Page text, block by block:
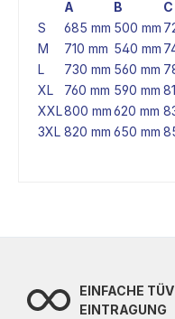
A
B
C
S
685 mm 500 mm
M
710 mm 540 mm
L
730 mm 560 mm
XL
760 mm 590 mm
XXL800 mm620 mm
3XL 820 mm 650 mm
EINFACHE TÜV
EINTRAGUNG